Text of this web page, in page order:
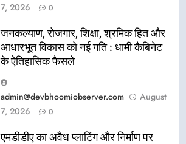
7, 2026
0
जनकल्याण, रोजगार, शिक्षा, श्रमिक हित और
आधारभूत विकास को नई गति : धामी कैबिनेट
के ऐतिहासिक फैसले
admin@devbhoomiobserver.com
August
7, 2026
0
एमडीडीए का अवैध प्लाटिंग और निर्माण पर